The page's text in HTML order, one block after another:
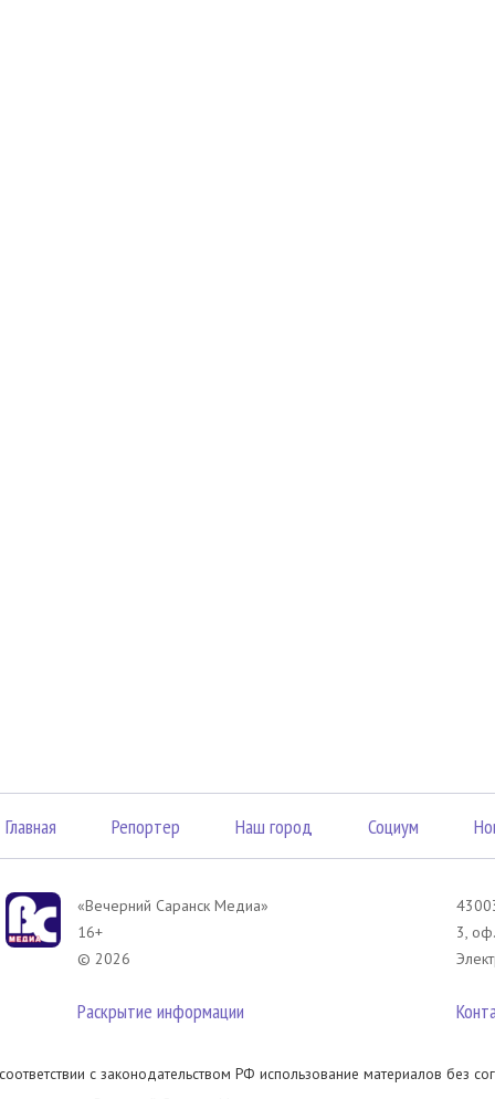
Главная Репортер Наш город Социум
«Вечерний Саранск Mедиа»
16+
© 2026
Раскрытие информации
3,
с законодательством РФ использование материалов без